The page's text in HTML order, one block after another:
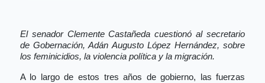
El senador Clemente Castañeda cuestionó al secretario
de Gobernación, Adán Augusto López Hernández, sobre
los feminicidios, la violencia política y la migración.
A lo largo de estos tres años de gobierno, las fuerzas